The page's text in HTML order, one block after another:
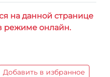
на данной странице
режиме онлайн.
Добавить в избранное